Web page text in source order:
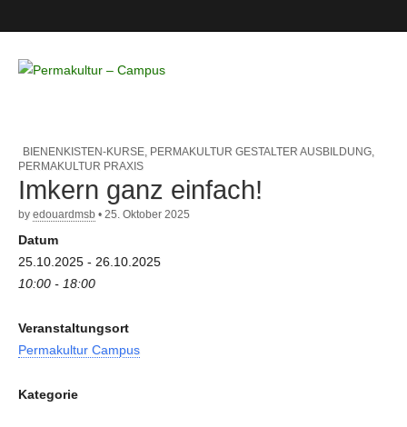
– Campus
BIENENKISTEN-KURSE PERMAKULTUR GESTALTER AUSBILDUNG
PERMAKULTUR PRAXIS
Imkern ganz einfach!
by edouardmsb • 25. Oktober 2025
Datum
25.10.2025 - 26.10.2025
10:00 - 18:00
Veranstaltungsort
Permakultur Campus
Kategorie